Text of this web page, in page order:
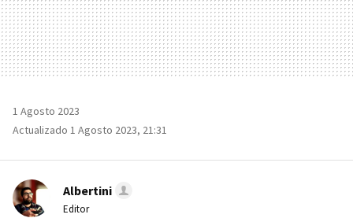
1 Agosto 2023
Actualizado 1 Agosto 2023, 21:31
Albertini
Editor